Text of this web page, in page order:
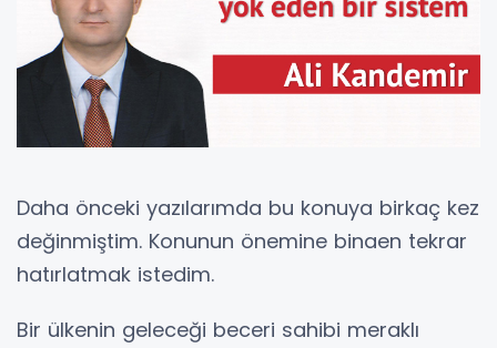
Daha önceki yazılarımda bu konuya birkaç kez
değinmiştim. Konunun önemine binaen tekrar
hatırlatmak istedim.
Bir ülkenin geleceği beceri sahibi meraklı